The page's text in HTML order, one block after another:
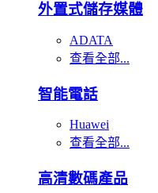
外置式儲存媒體
ADATA
查看全部...
智能電話
Huawei
查看全部...
高清數碼產品